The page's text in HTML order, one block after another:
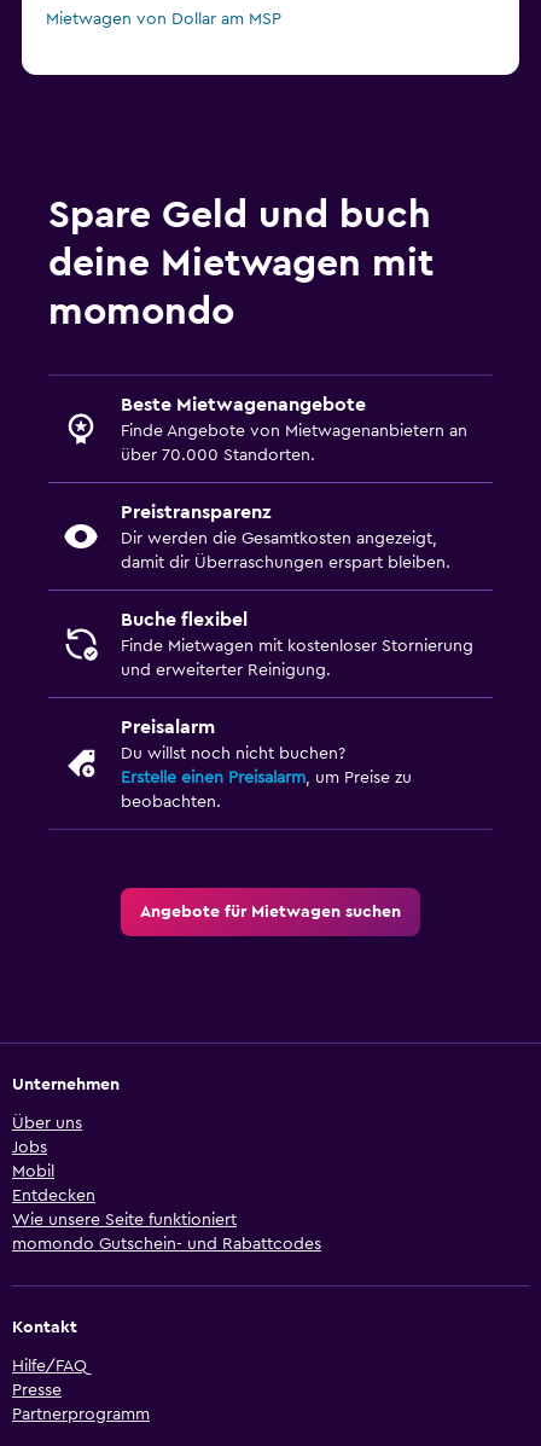
Mietwagen von Dollar am MSP
Spare Geld und buch
deine Mietwagen mit
momondo
Beste Mietwagenangebote
Finde Angebote von Mietwagenanbietern an
über 70.000 Standorten.
Preistransparenz
Dir werden die Gesamtkosten angezeigt,
damit dir Überraschungen erspart bleiben.
Buche flexibel
Finde Mietwagen mit kostenloser Stornierung
und erweiterter Reinigung.
Preisalarm
Du willst noch nicht buchen?
Erstelle einen Preisalarm, um Preise zu
beobachten.
Angebote für Mietwagen suchen
Unternehmen
Über uns
Jobs
Mobil
Entdecken
Wie unsere Seite funktioniert
momondo Gutschein- und Rabattcodes
Kontakt
Hilfe/FAQ
Presse
Partnerprogramm